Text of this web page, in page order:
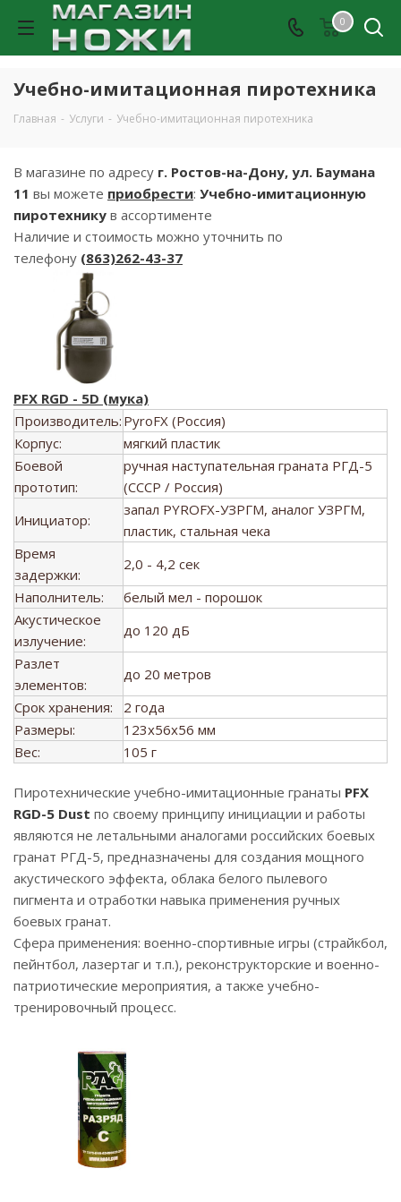
0
Учебно-имитационная пиротехника
Главная - Услуги - Учебно-имитационная пиротехника
В магазине по адресу г. Ростов-на-Дону, ул. Баумана
11 вы можете приобрести: Учебно-имитационную
пиротехнику в ассортименте
Наличие и стоимость можно уточнить по
телефону (863)262-43-37
PFX RGD - 5D (мука)
Производитель: PyroFX (Россия)
Корпус:
мягкий пластик
Боевой
прототип:
ручная наступательная граната РГД-5
(СССР / Россия)
Инициатор:
запал PYROFX-УЗРГМ, аналог УЗРГМ,
пластик, стальная чека
Время
задержки:
2,0 - 4,2 сек
Наполнитель:
белый мел - порошок
Акустическое
излучение:
до 120 дБ
Разлет
элементов:
до 20 метров
Срок хранения:
2 года
Размеры:
123x56x56 мм
Вес:
105 г
Пиротехнические учебно-имитационные гранаты PFX
RGD-5 Dust по своему принципу инициации и работы
являются не летальными аналогами российских боевых
гранат РГД-5, предназначены для создания мощного
акустического эффекта, облака белого пылевого
пигмента и отработки навыка применения ручных
боевых гранат.
Сфера применения: военно-спортивные игры (страйкбол,
пейнтбол, лазертаг и т.п.), реконструкторские и военно-
патриотические мероприятия, а также учебно-
тренировочный процесс.